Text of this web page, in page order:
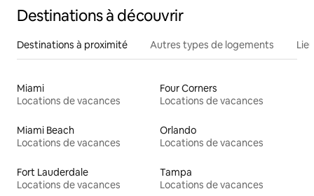
Destinations à découvrir
Destinations à proximité Autres types de logements
Miami
Locations de vacances
Four Corners
Locations de vacances
Miami Beach
Locations de vacances
Orlando
Locations de vacances
Fort Lauderdale
Locations de vacances
Tampa
Locations de vacances